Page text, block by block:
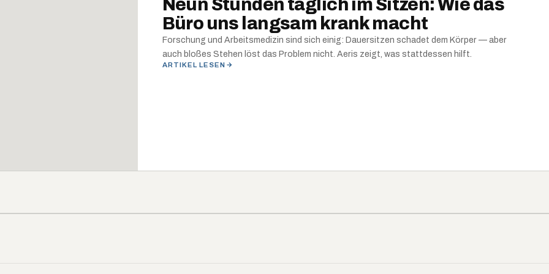
Neun Stunden täglich im Sitzen: Wie das
Büro uns langsam krank macht
Forschung und Arbeitsmedizin sind sich einig: Dauersitzen schadet dem Körper — aber
auch bloßes Stehen löst das Problem nicht. Aeris zeigt, was stattdessen hilft.
ARTIKEL LESEN